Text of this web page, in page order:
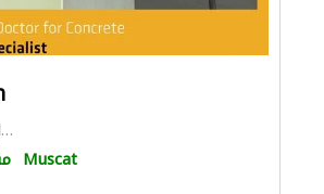
https://goo.gl/maps/pynjH5ztqcAr7e9s9
Muscat